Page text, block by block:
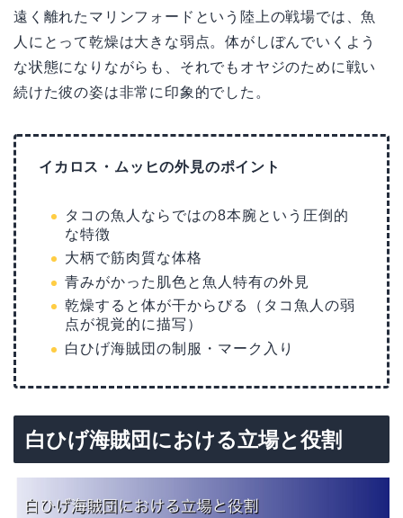
遠く離れたマリンフォードという陸上の戦場では、魚
人にとって乾燥は大きな弱点。体がしぼんでいくよう
な状態になりながらも、それでもオヤジのために戦い
続けた彼の姿は非常に印象的でした。
イカロス・ムッヒの外見のポイント
タコの魚人ならではの8本腕という圧倒的
な特徴
大柄で筋肉質な体格
青みがかった肌色と魚人特有の外見
乾燥すると体が干からびる（タコ魚人の弱
点が視覚的に描写）
白ひげ海賊団の制服・マーク入り
白ひげ海賊団における立場と役割